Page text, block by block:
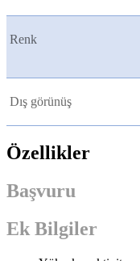
Renk
Dış görünüş
Özellikler
Başvuru
Ek Bilgiler